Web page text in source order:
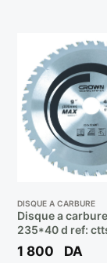
DISQUE A CARBURE
Disque a
235*40 d ref:
** CROWN
1 800 DA